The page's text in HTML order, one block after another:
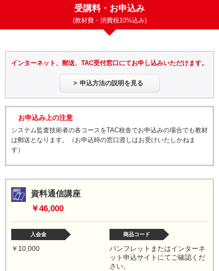
受講料・お申込み
(教材費・消費税10%込み)
インターネット、郵送、TAC受付窓口にてお申し込みいただけます。
申込方法の説明を見る
お申込み上の注意
システム監査技術者の各コースをTAC校舎でお申込みの場合でも教材
は郵送となります。（お申込時の窓口渡しはお受けいたしかねま
す）
資料通信講座
￥46,000
入会金
￥10,000
商品コード
パンフレットまたはインターネ
ット申込サイトにてご確認くだ
さい。